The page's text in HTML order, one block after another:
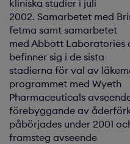
kliniska studier i juli
2002. Samarbetet med
fetma samt samarbetet
med Abbott Laboratories
befinner sig i de sista
stadierna för val av
programmet med Wyeth
Pharmaceuticals
förebyggande av
påbörjades under 2001
framsteg avseende